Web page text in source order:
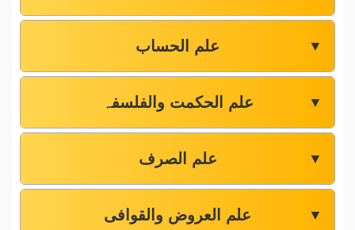
علم الحساب ▼
علم الحکمت والفلسفہ ▼
علم الصرف ▼
علم العروض والقوافی ▼